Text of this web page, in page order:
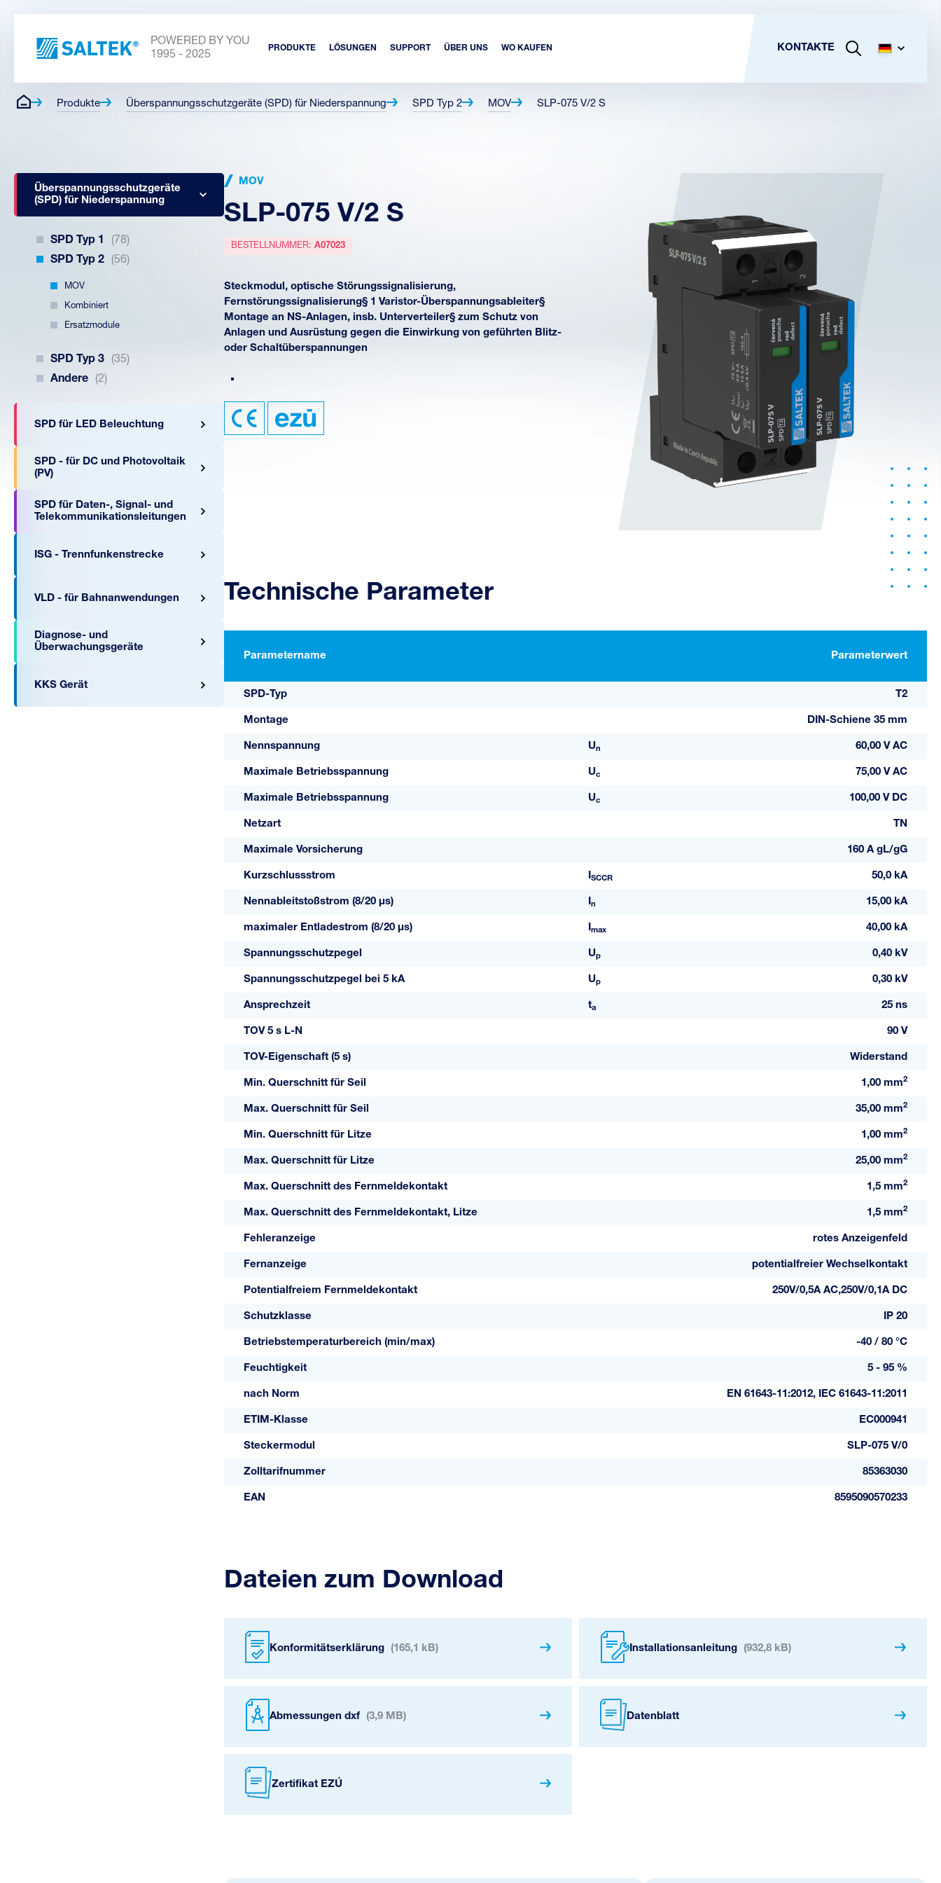
POWERED BY YOU
1995 - 2025
PRODUKTE LÖSUNGEN SUPPORT ÜBER UNS WO KAUFEN KONTAKTE
Produkte Überspannungsschutzgeräte (SPD) für Niederspannung SPD Typ 2 MOV SLP-075 V/2 S
Überspannungsschutzgeräte
(SPD) für Niederspannung
SPD Typ 1
(78)
SPD Typ 2
(56)
MOV
Kombiniert
Ersatzmodule
SPD Typ 3
(35)
Andere
(2)
SPD für LED Beleuchtung
SPD - für DC und Photovoltaik
(PV)
SPD für Daten-, Signal- und
Telekommunikationsleitungen
ISG - Trennfunkenstrecke
VLD - für Bahnanwendungen
Diagnose- und
Überwachungsgeräte
KKS Gerät
MOV
SLP-075 V/2 S
BESTELLNUMMER: A07023
Steckmodul, optische Störungssignalisierung,
Fernstörungssignalisierung§ 1 Varistor-Überspannungsableiter§
Montage an NS-Anlagen, insb. Unterverteiler§ zum Schutz von
Anlagen und Ausrüstung gegen die Einwirkung von geführten Blitz-
oder Schaltüberspannungen
Technische Parameter
Parametername Parameterwert
SPD-Typ T2
Montage DIN-Schiene 35 mm
Nennspannung Un 60,00 V AC
Maximale Betriebsspannung Uc 75,00 V AC
Maximale Betriebsspannung Uc 100,00 V DC
Netzart TN
Maximale Vorsicherung 160 A gL/gG
Kurzschlussstrom ISCCR 50,0 kA
Nennableitstoßstrom (8/20 µs) In 15,00 kA
maximaler Entladestrom (8/20 µs) Imax 40,00 kA
Spannungsschutzpegel Up 0,40 kV
Spannungsschutzpegel bei 5 kA Up 0,30 kV
Ansprechzeit ta 25 ns
TOV 5 s L-N 90 V
TOV-Eigenschaft (5 s) Widerstand
Min. Querschnitt für Seil 1,00 mm2
Max. Querschnitt für Seil 35,00 mm2
Min. Querschnitt für Litze 1,00 mm2
Max. Querschnitt für Litze 25,00 mm2
Max. Querschnitt des Fernmeldekontakt 1,5 mm2
Max. Querschnitt des Fernmeldekontakt, Litze 1,5 mm2
Fehleranzeige rotes Anzeigenfeld
Fernanzeige potentialfreier Wechselkontakt
Potentialfreiem Fernmeldekontakt 250V/0,5A AC,250V/0,1A DC
Schutzklasse IP 20
Betriebstemperaturbereich (min/max) -40 / 80 °C
Feuchtigkeit 5 - 95 %
nach Norm EN 61643-11:2012, IEC 61643-11:2011
ETIM-Klasse EC000941
Steckermodul SLP-075 V/0
Zolltarifnummer 85363030
EAN 8595090570233
Dateien zum Download
Konformitätserklärung (165,1 kB) Installationsanleitung (932,8 kB)
Abmessungen dxf (3,9 MB) Datenblatt
Zertifikat EZÚ